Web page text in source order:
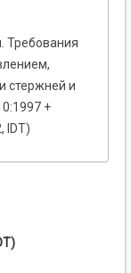
Требования
стержней и
+
IDT)